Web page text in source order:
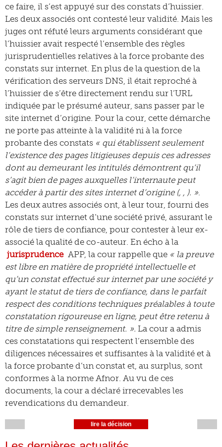
ce faire, il s’est appuyé sur des constats d’huissier.
Les deux associés ont contesté leur validité. Mais les
juges ont réfuté leurs arguments considérant que
l’huissier avait respecté l’ensemble des règles
jurisprudentielles relatives à la force probante des
constats sur internet. En plus de la question de la
vérification des serveurs DNS, il était reproché à
l’huissier de s’être directement rendu sur l’URL
indiquée par le présumé auteur, sans passer par le
site internet d’origine. Pour la cour, cette démarche
ne porte pas atteinte à la validité ni à la force
probante des constats « qui établissent seulement
l’existence des pages litigieuses depuis ces adresses
dont au demeurant les intitulés démontrent qu’il
s’agit bien de pages auxquelles l’internaute peut
accéder à partir des sites internet d’origine (, , ). ».
Les deux autres associés ont, à leur tour, fourni des
constats sur internet d’une société privé, assurant le
rôle de tiers de confiance, pour contester à leur ex-
associé la qualité de co-auteur. En écho à la
jurisprudence APP, la cour rappelle que « la preuve
est libre en matière de propriété intellectuelle et
qu’un constat effectué sur internet par une société y
ayant le statut de tiers de confiance, dans le parfait
respect des conditions techniques préalables à toute
constatation rigoureuse en ligne, peut être retenu à
titre de simple renseignement. ». La cour a admis
ces constatations qui respectent l’ensemble des
diligences nécessaires et suffisantes à la validité et à
la force probante d’un constat et, au surplus, sont
conformes à la norme Afnor. Au vu de ces
documents, la cour a déclaré irrecevables les
revendications du demandeur.
lire la décision